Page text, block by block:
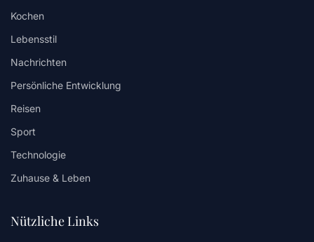
Kochen
Lebensstil
Nachrichten
Persönliche Entwicklung
Reisen
Sport
Technologie
Zuhause & Leben
Nützliche Links